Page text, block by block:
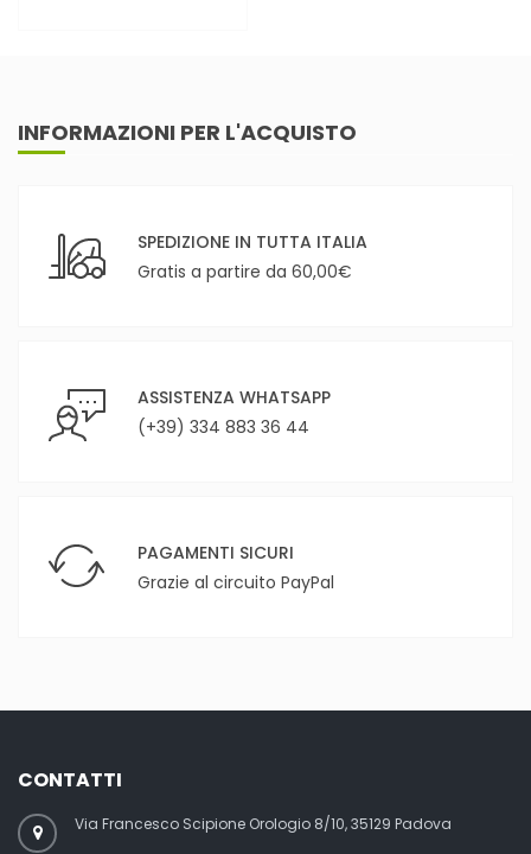
INFORMAZIONI PER L'ACQUISTO
SPEDIZIONE IN TUTTA ITALIA
Gratis a partire da 60,00€
ASSISTENZA WHATSAPP
(+39) 334 883 36 44
PAGAMENTI SICURI
Grazie al circuito PayPal
CONTATTI
Via Francesco Scipione Orologio 8/10, 35129 Padova